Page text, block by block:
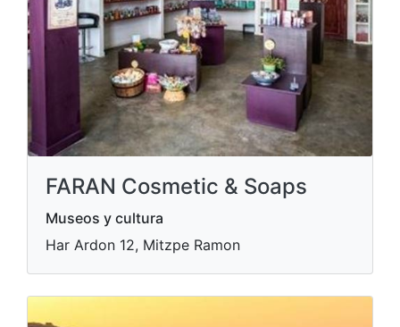
FARAN Cosmetic & Soaps
Museos y cultura
Har Ardon 12, Mitzpe Ramon